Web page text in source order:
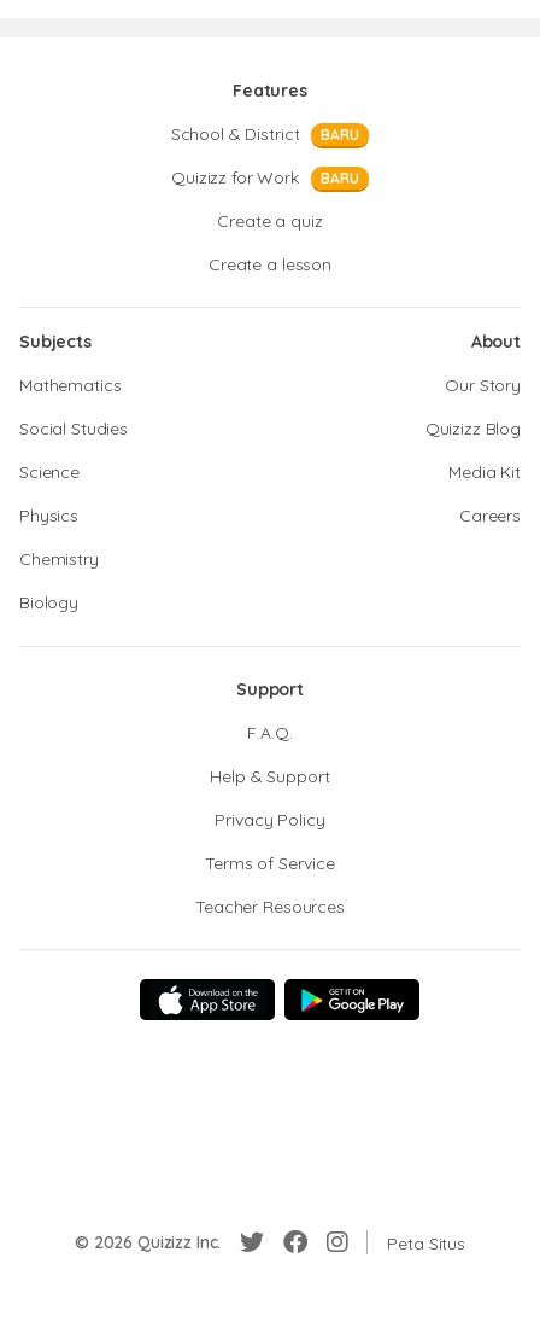
Features
School & District
BARU
Quizizz for Work BARU
Create a quiz
Create a lesson
Subjects
Mathematics
Social Studies
Science
Physics
Chemistry
Biology
About
Our Story
Quizizz Blog
Media Kit
Careers
Support
F.A.Q.
Help & Support
Privacy Policy
Terms of Service
Teacher Resources
© 2026 Quizizz Inc. Peta Situs